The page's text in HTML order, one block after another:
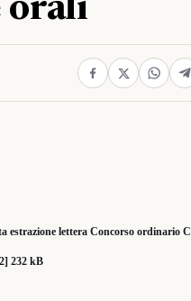
orali
estrazione lettera Concorso ordinario
232 kB